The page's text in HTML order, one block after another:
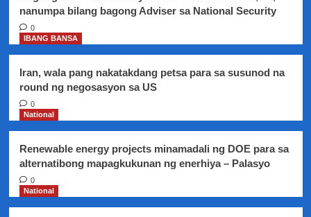
nanumpa bilang bagong Adviser sa National Security
0
IBANG BANSA
Iran, wala pang nakatakdang petsa para sa susunod na
round ng negosasyon sa US
0
National
Renewable energy projects minamadali ng DOE para sa
alternatibong mapagkukunan ng enerhiya – Palasyo
0
National